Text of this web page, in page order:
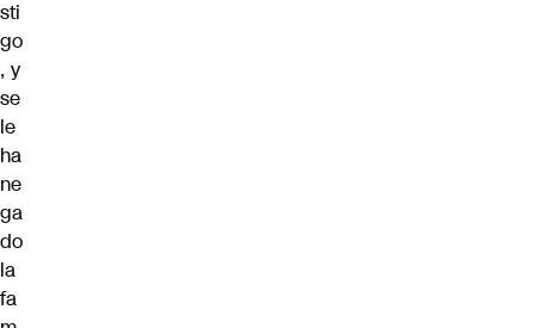
sti
go
, y
se
le
ha
ne
ga
do
la
fa